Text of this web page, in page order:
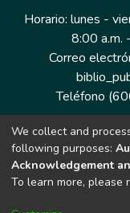
Horario: lunes -
8:00 a.m.
Correo
Teléfono
Dirección: Cra
We collect and
following purposes:
Acknowledgement
To learn more, please